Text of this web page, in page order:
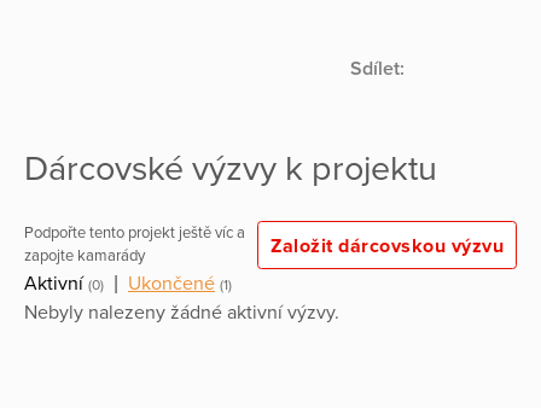
Sdílet:
Dárcovské výzvy k projektu
Podpořte tento projekt ještě víc a
zapojte kamarády
Založit dárcovskou výzvu
Aktivní (0) Ukončené (1)
Nebyly nalezeny žádné aktivní výzvy.